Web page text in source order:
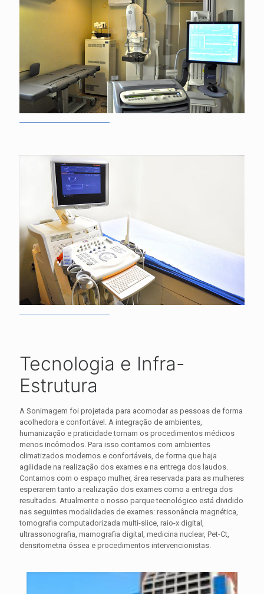
Tecnologia e Infra-
Estrutura
A Sonimagem foi projetada para acomodar as pessoas de forma
acolhedora e confortável. A integração de ambientes,
humanização e praticidade tornam os procedimentos médicos
menos incômodos. Para isso contamos com ambientes
climatizados modernos e confortáveis, de forma que haja
agilidade na realização dos exames e na entrega dos laudos.
Contamos com o espaço mulher, área reservada para as mulheres
esperarem tanto a realização dos exames como a entrega dos
resultados. Atualmente o nosso parque tecnológico está dividido
nas seguintes modalidades de exames: ressonância magnética,
tomografia computadorizada multi-slice, raio-x digital,
ultrassonografia, mamografia digital, medicina nuclear, Pet-Ct,
densitometria óssea e procedimentos intervencionistas.